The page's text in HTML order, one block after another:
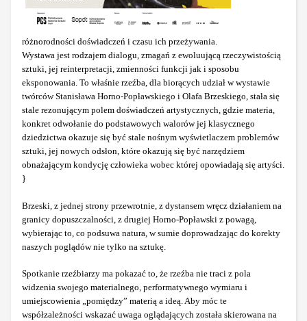
różnorodności doświadczeń i czasu ich przeżywania.
Wystawa jest rodzajem dialogu, zmagań z ewoluującą rzeczywistością
sztuki, jej reinterpretacji, zmienności funkcji jak i sposobu
eksponowania. To właśnie rzeźba, dla biorących udział w wystawie
twórców Stanisława Horno-Popławskiego i Olafa Brzeskiego, stała się
stale rezonującym polem doświadczeń artystycznych, gdzie materia,
konkret odwołanie do podstawowych walorów jej klasycznego
dziedzictwa okazuje się być stale nośnym wyświetlaczem problemów
sztuki, jej nowych odsłon, które okazują się być narzędziem
obnażającym kondycję człowieka wobec której opowiadają się artyści.
}
Brzeski, z jednej strony przewrotnie, z dystansem wręcz działaniem na
granicy dopuszczalności, z drugiej Horno-Popławski z powagą,
wybierając to, co podsuwa natura, w sumie doprowadzając do korekty
naszych poglądów nie tylko na sztukę.
Spotkanie rzeźbiarzy ma pokazać to, że rzeźba nie traci z pola
widzenia swojego materialnego, performatywnego wymiaru i
umiejscowienia „pomiędzy” materią a ideą. Aby móc te
współzależności wskazać uwaga oglądających została skierowana na